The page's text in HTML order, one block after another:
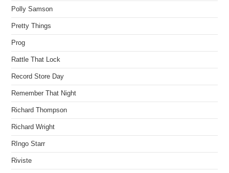
Polly Samson
Pretty Things
Prog
Rattle That Lock
Record Store Day
Remember That Night
Richard Thompson
Richard Wright
RIngo Starr
Riviste